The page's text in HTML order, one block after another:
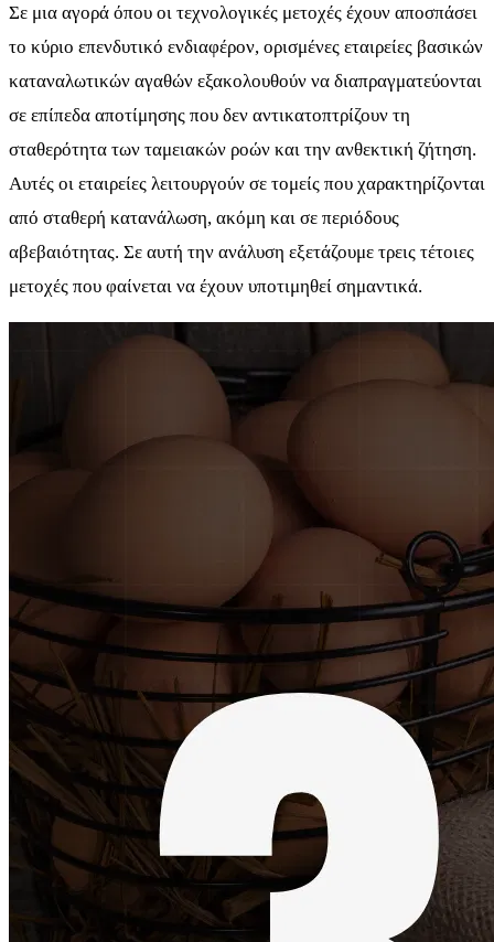
Σε μια αγορά όπου οι τεχνολογικές μετοχές έχουν αποσπάσει
το κύριο επενδυτικό ενδιαφέρον, ορισμένες εταιρείες βασικών
καταναλωτικών αγαθών εξακολουθούν να διαπραγματεύονται
σε επίπεδα αποτίμησης που δεν αντικατοπτρίζουν τη
σταθερότητα των ταμειακών ροών και την ανθεκτική ζήτηση.
Αυτές οι εταιρείες λειτουργούν σε τομείς που χαρακτηρίζονται
από σταθερή κατανάλωση, ακόμη και σε περιόδους
αβεβαιότητας. Σε αυτή την ανάλυση εξετάζουμε τρεις τέτοιες
μετοχές που φαίνεται να έχουν υποτιμηθεί σημαντικά.